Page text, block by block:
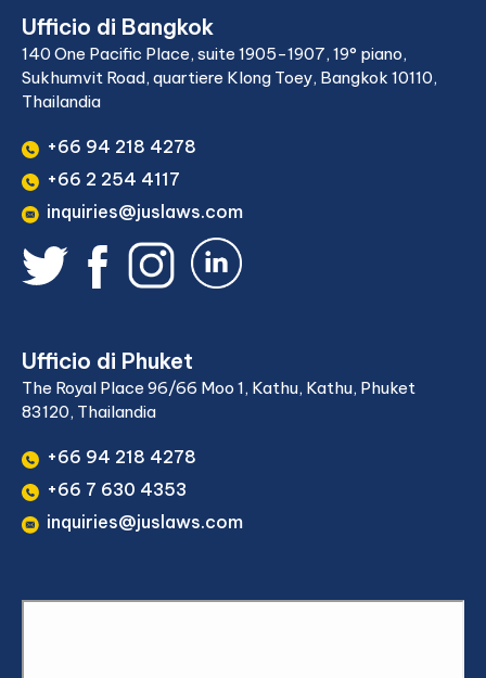
Ufficio di Bangkok
140 One Pacific Place, suite 1905-1907, 19° piano,
Sukhumvit Road, quartiere Klong Toey, Bangkok 10110,
Thailandia
+66 94 218 4278
+66 2 254 4117
inquiries@juslaws.com
Ufficio di Phuket
The Royal Place 96/66 Moo 1, Kathu, Kathu, Phuket
83120, Thailandia
+66 94 218 4278
+66 7 630 4353
inquiries@juslaws.com